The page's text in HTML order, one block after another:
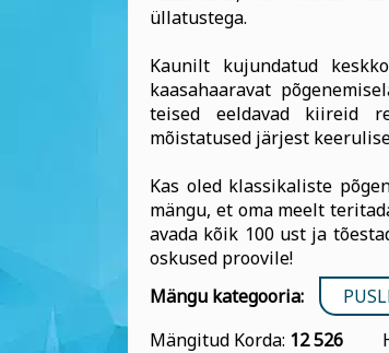
üllatustega.
Kaunilt kujundatud
kaasahaaravat
teised eeldavad kiireid
mõistatused järjest
Kas oled klassikaliste
mängu, et oma meelt
avada kõik 100 ust ja
oskused proovile!
Mängu kategooria:
Mängitud Korda: 12 526